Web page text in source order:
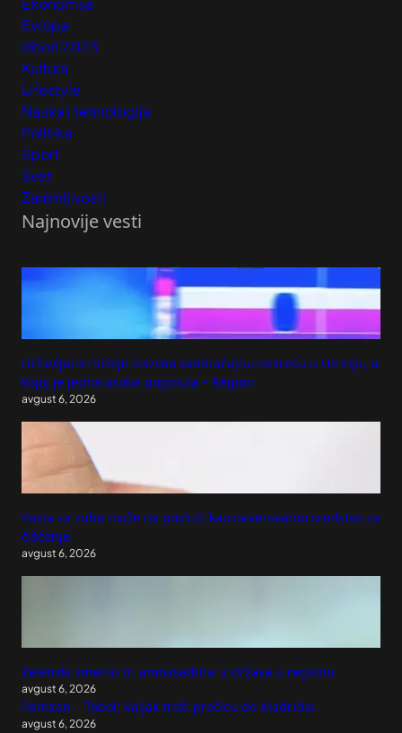
Evropa
Izbori 2023
Kultura
Lifestyle
Nauka i tehnologija
Politika
Sport
Svet
Zanimljivosti
Najnovije vesti
Državljanin Srbije izazvao saobraćajnu nesreću u Ulcinju, u
kojoj je jedna osoba poginula – Region
avgust 6, 2026
Pasta za zube može da posluži kao neverovatno sredstvo za
čišćenje
avgust 6, 2026
Zelenski smenio tri ambasadora iz država u regionu
avgust 6, 2026
Partizan – Tobol: Valjak traži prečicu do Madrida!
avgust 6, 2026